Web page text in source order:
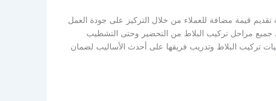
قيمة مضافة للعملاء من خلال التركيز على جودة العمل
جميع مراحل تركيب البلاط من التحضير وحتى التشطيب
تركيب البلاط وتدريب فريقها على أحدث الأساليب لضمان